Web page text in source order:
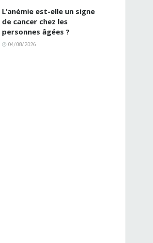
L’anémie est-elle un signe
de cancer chez les
personnes âgées ?
04/08/2026